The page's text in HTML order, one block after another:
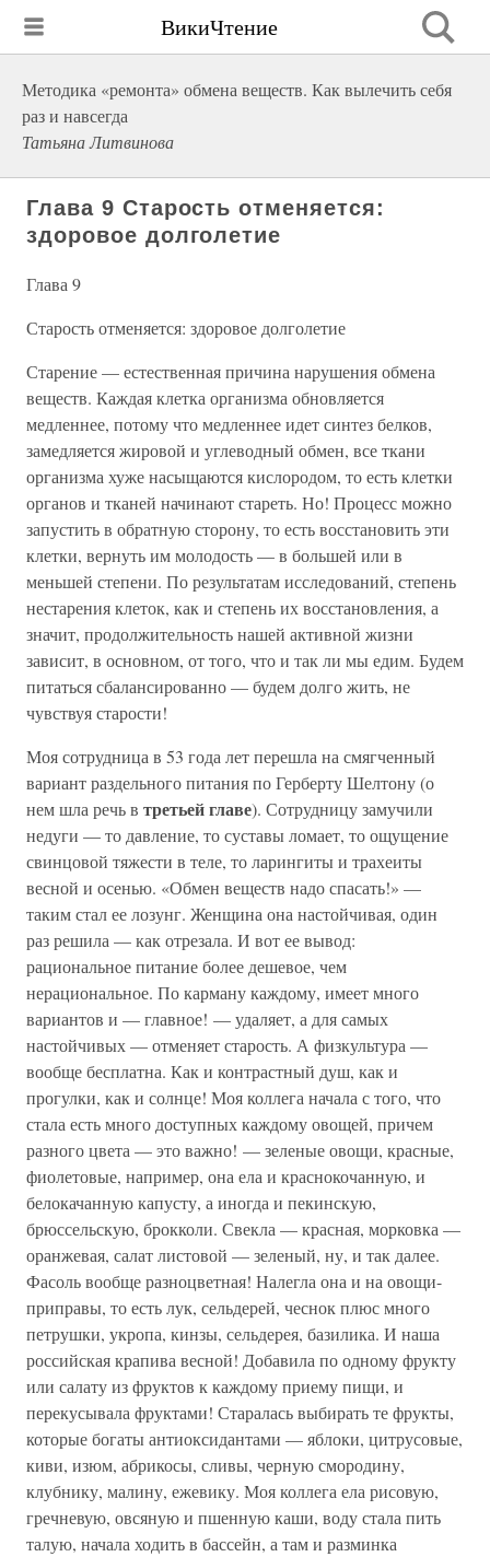
ВикиЧтение
Методика «ремонта» обмена веществ. Как вылечить себя
раз и навсегда
Татьяна Литвинова
Глава 9 Старость отменяется:
здоровое долголетие
Глава 9
Старость отменяется: здоровое долголетие
Старение — естественная причина нарушения обмена
веществ. Каждая клетка организма обновляется
медленнее, потому что медленнее идет синтез белков,
замедляется жировой и углеводный обмен, все ткани
организма хуже насыщаются кислородом, то есть клетки
органов и тканей начинают стареть. Но! Процесс можно
запустить в обратную сторону, то есть восстановить эти
клетки, вернуть им молодость — в большей или в
меньшей степени. По результатам исследований, степень
нестарения клеток, как и степень их восстановления, а
значит, продолжительность нашей активной жизни
зависит, в основном, от того, что и так ли мы едим. Будем
питаться сбалансированно — будем долго жить, не
чувствуя старости!
Моя сотрудница в 53 года лет перешла на смягченный
вариант раздельного питания по Герберту Шелтону (о
нем шла речь в третьей главе). Сотрудницу замучили
недуги — то давление, то суставы ломает, то ощущение
свинцовой тяжести в теле, то ларингиты и трахеиты
весной и осенью. «Обмен веществ надо спасать!» —
таким стал ее лозунг. Женщина она настойчивая, один
раз решила — как отрезала. И вот ее вывод:
рациональное питание более дешевое, чем
нерациональное. По карману каждому, имеет много
вариантов и — главное! — удаляет, а для самых
настойчивых — отменяет старость. А физкультура —
вообще бесплатна. Как и контрастный душ, как и
прогулки, как и солнце! Моя коллега начала с того, что
стала есть много доступных каждому овощей, причем
разного цвета — это важно! — зеленые овощи, красные,
фиолетовые, например, она ела и краснокочанную, и
белокачанную капусту, а иногда и пекинскую,
брюссельскую, брокколи. Свекла — красная, морковка —
оранжевая, салат листовой — зеленый, ну, и так далее.
Фасоль вообще разноцветная! Налегла она и на овощи-
приправы, то есть лук, сельдерей, чеснок плюс много
петрушки, укропа, кинзы, сельдерея, базилика. И наша
российская крапива весной! Добавила по одному фрукту
или салату из фруктов к каждому приему пищи, и
перекусывала фруктами! Старалась выбирать те фрукты,
которые богаты антиоксидантами — яблоки, цитрусовые,
киви, изюм, абрикосы, сливы, черную смородину,
клубнику, малину, ежевику. Моя коллега ела рисовую,
гречневую, овсяную и пшенную каши, воду стала пить
талую, начала ходить в бассейн, а там и разминка